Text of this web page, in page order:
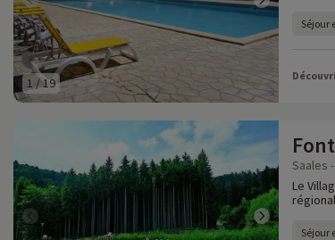
1 /19
Séjour
Saales
Le
Séjour